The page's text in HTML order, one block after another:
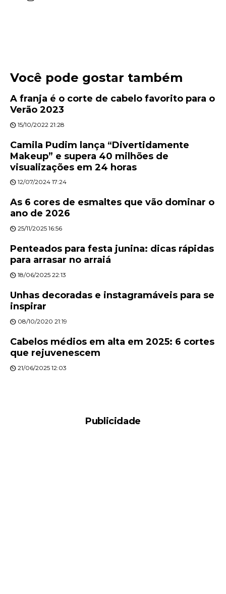
Você pode gostar também
A franja é o corte de cabelo favorito para o
Verão 2023
15/10/2022 21:28
Camila Pudim lança “Divertidamente
Makeup” e supera 40 milhões de
visualizações em 24 horas
12/07/2024 17:24
As 6 cores de esmaltes que vão dominar o
ano de 2026
25/11/2025 16:56
Penteados para festa junina: dicas rápidas
para arrasar no arraiá
18/06/2025 22:13
Unhas decoradas e instagramáveis para se
inspirar
08/10/2020 21:19
Cabelos médios em alta em 2025: 6 cortes
que rejuvenescem
21/06/2025 12:03
Publicidade